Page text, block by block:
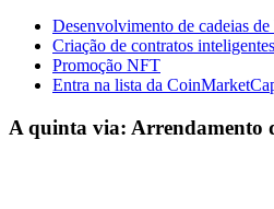
Desenvolvimento de cadeias de
Criação de contratos inteligentes
Promoção NFT
Entra na lista da
A quinta via: Arrendamento